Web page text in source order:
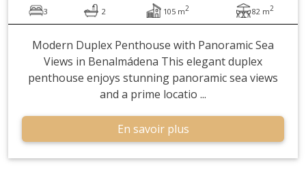
3 2 105 m2 82 m2
Modern Duplex Penthouse with Panoramic Sea
Views in Benalmádena This elegant duplex
penthouse enjoys stunning panoramic sea views
and a prime locatio ...
En savoir plus